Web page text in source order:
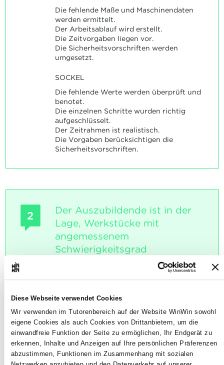
Diese Webseite verwendet Cookies
Wir verwenden im Tutorenbereich auf der Website WinWin sowohl
eigene Cookies als auch Cookies von Drittanbietern, um die
einwandfreie Funktion der Seite zu ermöglichen, Ihr Endgerät zu
erkennen, Inhalte und Anzeigen auf Ihre persönlichen Präferenzen
abzustimmen, Funktionen im Zusammenhang mit sozialen
Die fehlende Maße und Maschinendaten
werden ermittelt.
Der Arbeitsablauf wird erstellt.
Die Zeitvorgaben liegen vor.
Die Sicherheitsvorschriften werden
umgesetzt.
SOCKEL
Die fehlende Werte werden überprüft und
benotet.
Die einzelnen Schritte wurden richtig
aufgeschlüsselt.
Der Zeitrahmen ist realistisch.
Die Vorgaben berücksichtigen die
Sicherheitsvorschriften.
2
Der Auszubildende ist in der
Lage, Werkstücke mit
angemessenem
Schwierigkeitsgrad
selbstständig herzustellen.
Die Vorgehensweise und der Umgang mit
Maschinen und Werkzeugen